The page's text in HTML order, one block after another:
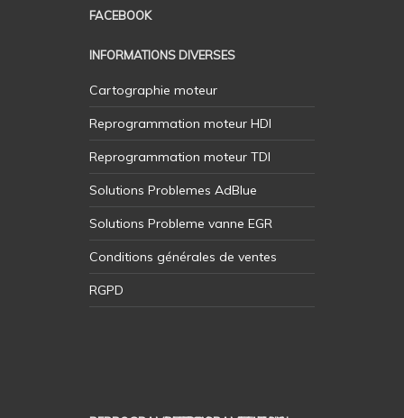
FACEBOOK
INFORMATIONS DIVERSES
Cartographie moteur
Reprogrammation moteur HDI
Reprogrammation moteur TDI
Solutions Problemes AdBlue
Solutions Probleme vanne EGR
Conditions générales de ventes
RGPD